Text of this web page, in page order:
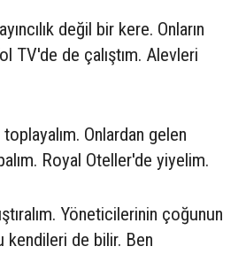
değil bir kere. Onların
TV'de de çalıştım. Alevleri
Onlardan gelen
Royal Oteller'de yiyelim.
Yöneticilerinin çoğunun
kendileri de bilir. Ben